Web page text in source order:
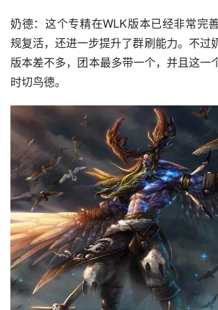
奶德：这个专精在WLK版本已经非常完
规复活，还进一步提升了群刷能力。不过
版本差不多，团本最多带一个，并且这一
时切鸟德。